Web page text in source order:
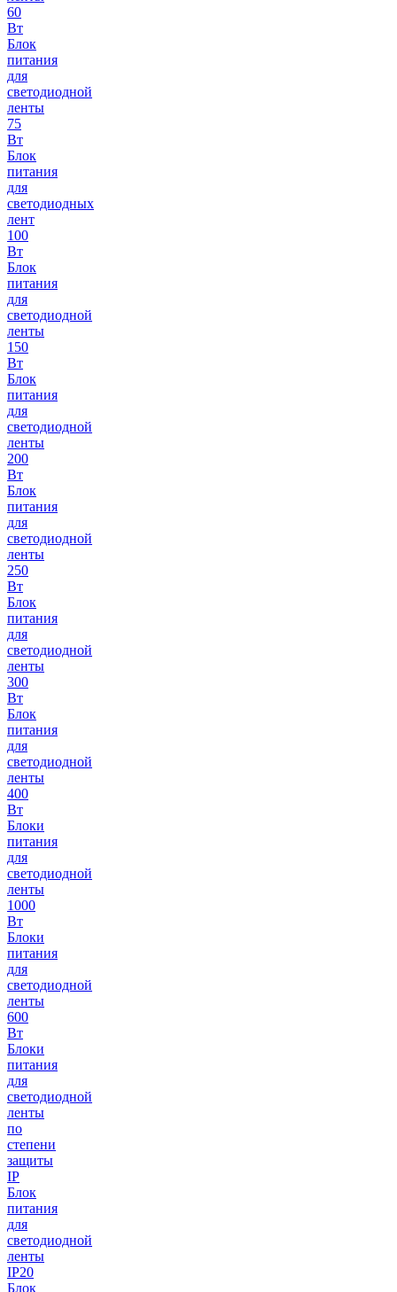
60
Вт
Блок
питания
для
светодиодной
ленты
75
Вт
Блок
питания
для
светодиодных
лент
100
Вт
Блок
питания
для
светодиодной
ленты
150
Вт
Блок
питания
для
светодиодной
ленты
200
Вт
Блок
питания
для
светодиодной
ленты
250
Вт
Блок
питания
для
светодиодной
ленты
300
Вт
Блок
питания
для
светодиодной
ленты
400
Вт
Блоки
питания
для
светодиодной
ленты
1000
Вт
Блоки
питания
для
светодиодной
ленты
600
Вт
Блоки
питания
для
светодиодной
ленты
по
степени
защиты
IP
Блок
питания
для
светодиодной
ленты
IP20
Блок